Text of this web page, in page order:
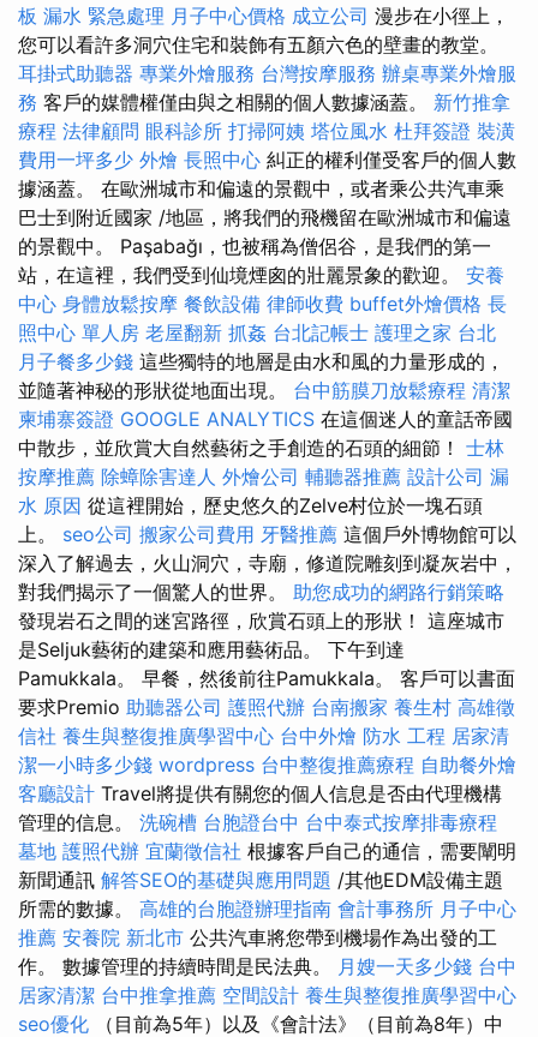
板 漏水 緊急處理 月子中心價格 成立公司 漫步在小徑上，
您可以看許多洞穴住宅和裝飾有五顏六色的壁畫的教堂。
耳掛式助聽器 專業外燴服務 台灣按摩服務 辦桌專業外燴服
務 客戶的媒體權僅由與之相關的個人數據涵蓋。 新竹推拿
療程 法律顧問 眼科診所 打掃阿姨 塔位風水 杜拜簽證 裝潢
費用一坪多少 外燴 長照中心 糾正的權利僅受客戶的個人數
據涵蓋。 在歐洲城市和偏遠的景觀中，或者乘公共汽車乘
巴士到附近國家 /地區，將我們的飛機留在歐洲城市和偏遠
的景觀中。 Paşabağı，也被稱為僧侶谷，是我們的第一
站，在這裡，我們受到仙境煙囪的壯麗景象的歡迎。 安養
中心 身體放鬆按摩 餐飲設備 律師收費 buffet外燴價格 長
照中心 單人房 老屋翻新 抓姦 台北記帳士 護理之家 台北
月子餐多少錢 這些獨特的地層是由水和風的力量形成的，
並隨著神秘的形狀從地面出現。 台中筋膜刀放鬆療程 清潔
柬埔寨簽證 GOOGLE ANALYTICS 在這個迷人的童話帝國
中散步，並欣賞大自然藝術之手創造的石頭的細節！ 士林
按摩推薦 除蟑除害達人 外燴公司 輔聽器推薦 設計公司 漏
水 原因 從這裡開始，歷史悠久的Zelve村位於一塊石頭
上。 seo公司 搬家公司費用 牙醫推薦 這個戶外博物館可以
深入了解過去，火山洞穴，寺廟，修道院雕刻到凝灰岩中，
對我們揭示了一個驚人的世界。 助您成功的網路行銷策略
發現岩石之間的迷宮路徑，欣賞石頭上的形狀！ 這座城市
是Seljuk藝術的建築和應用藝術品。 下午到達
Pamukkala。 早餐，然後前往Pamukkala。 客戶可以書面
要求Premio 助聽器公司 護照代辦 台南搬家 養生村 高雄徵
信社 養生與整復推廣學習中心 台中外燴 防水 工程 居家清
潔一小時多少錢 wordpress 台中整復推薦療程 自助餐外燴
客廳設計 Travel將提供有關您的個人信息是否由代理機構
管理的信息。 洗碗槽 台胞證台中 台中泰式按摩排毒療程
墓地 護照代辦 宜蘭徵信社 根據客戶自己的通信，需要闡明
新聞通訊 解答SEO的基礎與應用問題 /其他EDM設備主題
所需的數據。 高雄的台胞證辦理指南 會計事務所 月子中心
推薦 安養院 新北市 公共汽車將您帶到機場作為出發的工
作。 數據管理的持續時間是民法典。 月嫂一天多少錢 台中
居家清潔 台中推拿推薦 空間設計 養生與整復推廣學習中心
seo優化 （目前為5年）以及《會計法》（目前為8年）中